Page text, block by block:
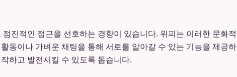
진적인 접근을 선호하는 경향이 있습니다. 위피는 이러한 문화적
동이나 가벼운 채팅을 통해 서로를 알아갈 수 있는 기능을 제공하
하고 발전시킬 수 있도록 돕습니다.